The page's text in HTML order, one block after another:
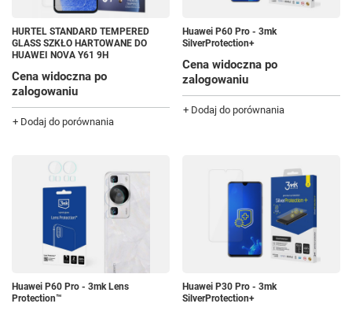
HURTEL STANDARD TEMPERED
GLASS SZKŁO HARTOWANE DO
HUAWEI NOVA Y61 9H
Cena widoczna po
zalogowaniu
+ Dodaj do porównania
Huawei P60 Pro - 3mk
SilverProtection+
Cena widoczna po
zalogowaniu
+ Dodaj do porównania
Huawei P60 Pro - 3mk Lens
Protection™
Huawei P30 Pro - 3mk
SilverProtection+